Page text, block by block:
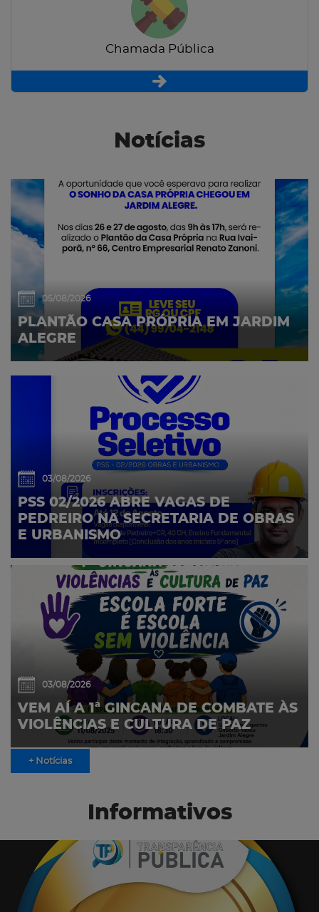
Chamada Pública
Notícias
05/08/2026
PLANTÃO CASA PRÓPRIA EM JARDIM
ALEGRE
03/08/2026
PSS 02/2026 ABRE VAGAS DE
PEDREIRO NA SECRETARIA DE OBRAS
E URBANISMO
03/08/2026
VEM AÍ A 1ª GINCANA DE COMBATE ÀS
VIOLÊNCIAS E CULTURA DE PAZ
+ Notícias
Informativos